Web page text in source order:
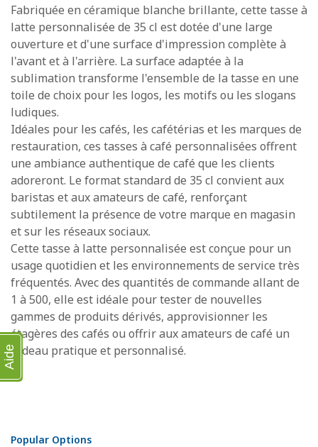
Fabriquée en céramique blanche brillante, cette tasse à
latte personnalisée de 35 cl est dotée d'une large
ouverture et d'une surface d'impression complète à
l'avant et à l'arrière. La surface adaptée à la
sublimation transforme l'ensemble de la tasse en une
toile de choix pour les logos, les motifs ou les slogans
ludiques.
Idéales pour les cafés, les cafétérias et les marques de
restauration, ces tasses à café personnalisées offrent
une ambiance authentique de café que les clients
adoreront. Le format standard de 35 cl convient aux
baristas et aux amateurs de café, renforçant
subtilement la présence de votre marque en magasin
et sur les réseaux sociaux.
Cette tasse à latte personnalisée est conçue pour un
usage quotidien et les environnements de service très
fréquentés. Avec des quantités de commande allant de
1 à 500, elle est idéale pour tester de nouvelles
gammes de produits dérivés, approvisionner les
étagères des cafés ou offrir aux amateurs de café un
cadeau pratique et personnalisé.
Popular Options
Aide